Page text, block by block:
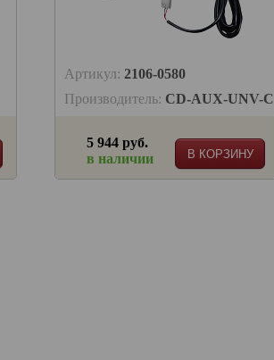
Артикул: 2106-0580
Производитель: CD-AUX-UNV-C
В КОРЗИНУ
5 944 руб.
в наличии